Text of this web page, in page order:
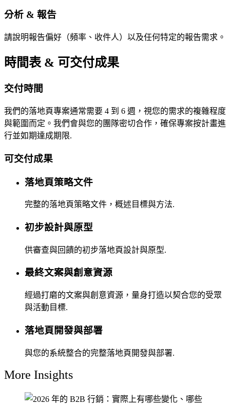
分析 & 報告
請說明報告偏好（頻率、收件人）以及任何特定的報告需求。
時間表 & 可交付成果
交付時間
我們的落地頁專案通常需要 4 到 6 週，視您的需求的複雜程度
與範圍而定。我們會與您的團隊密切合作，確保專案按計畫進
行並如期達成期限.
可交付成果
落地頁策略文件
完整的落地頁策略文件，概述目標與方法.
初步設計與原型
供審查與回饋的初步落地頁設計與原型.
最終文案與創意資源
經過打磨的文案與創意資源，量身打造以契合您的受眾
與活動目標.
落地頁開發與部署
與您的系統整合的完整落地頁開發與部署.
More Insights